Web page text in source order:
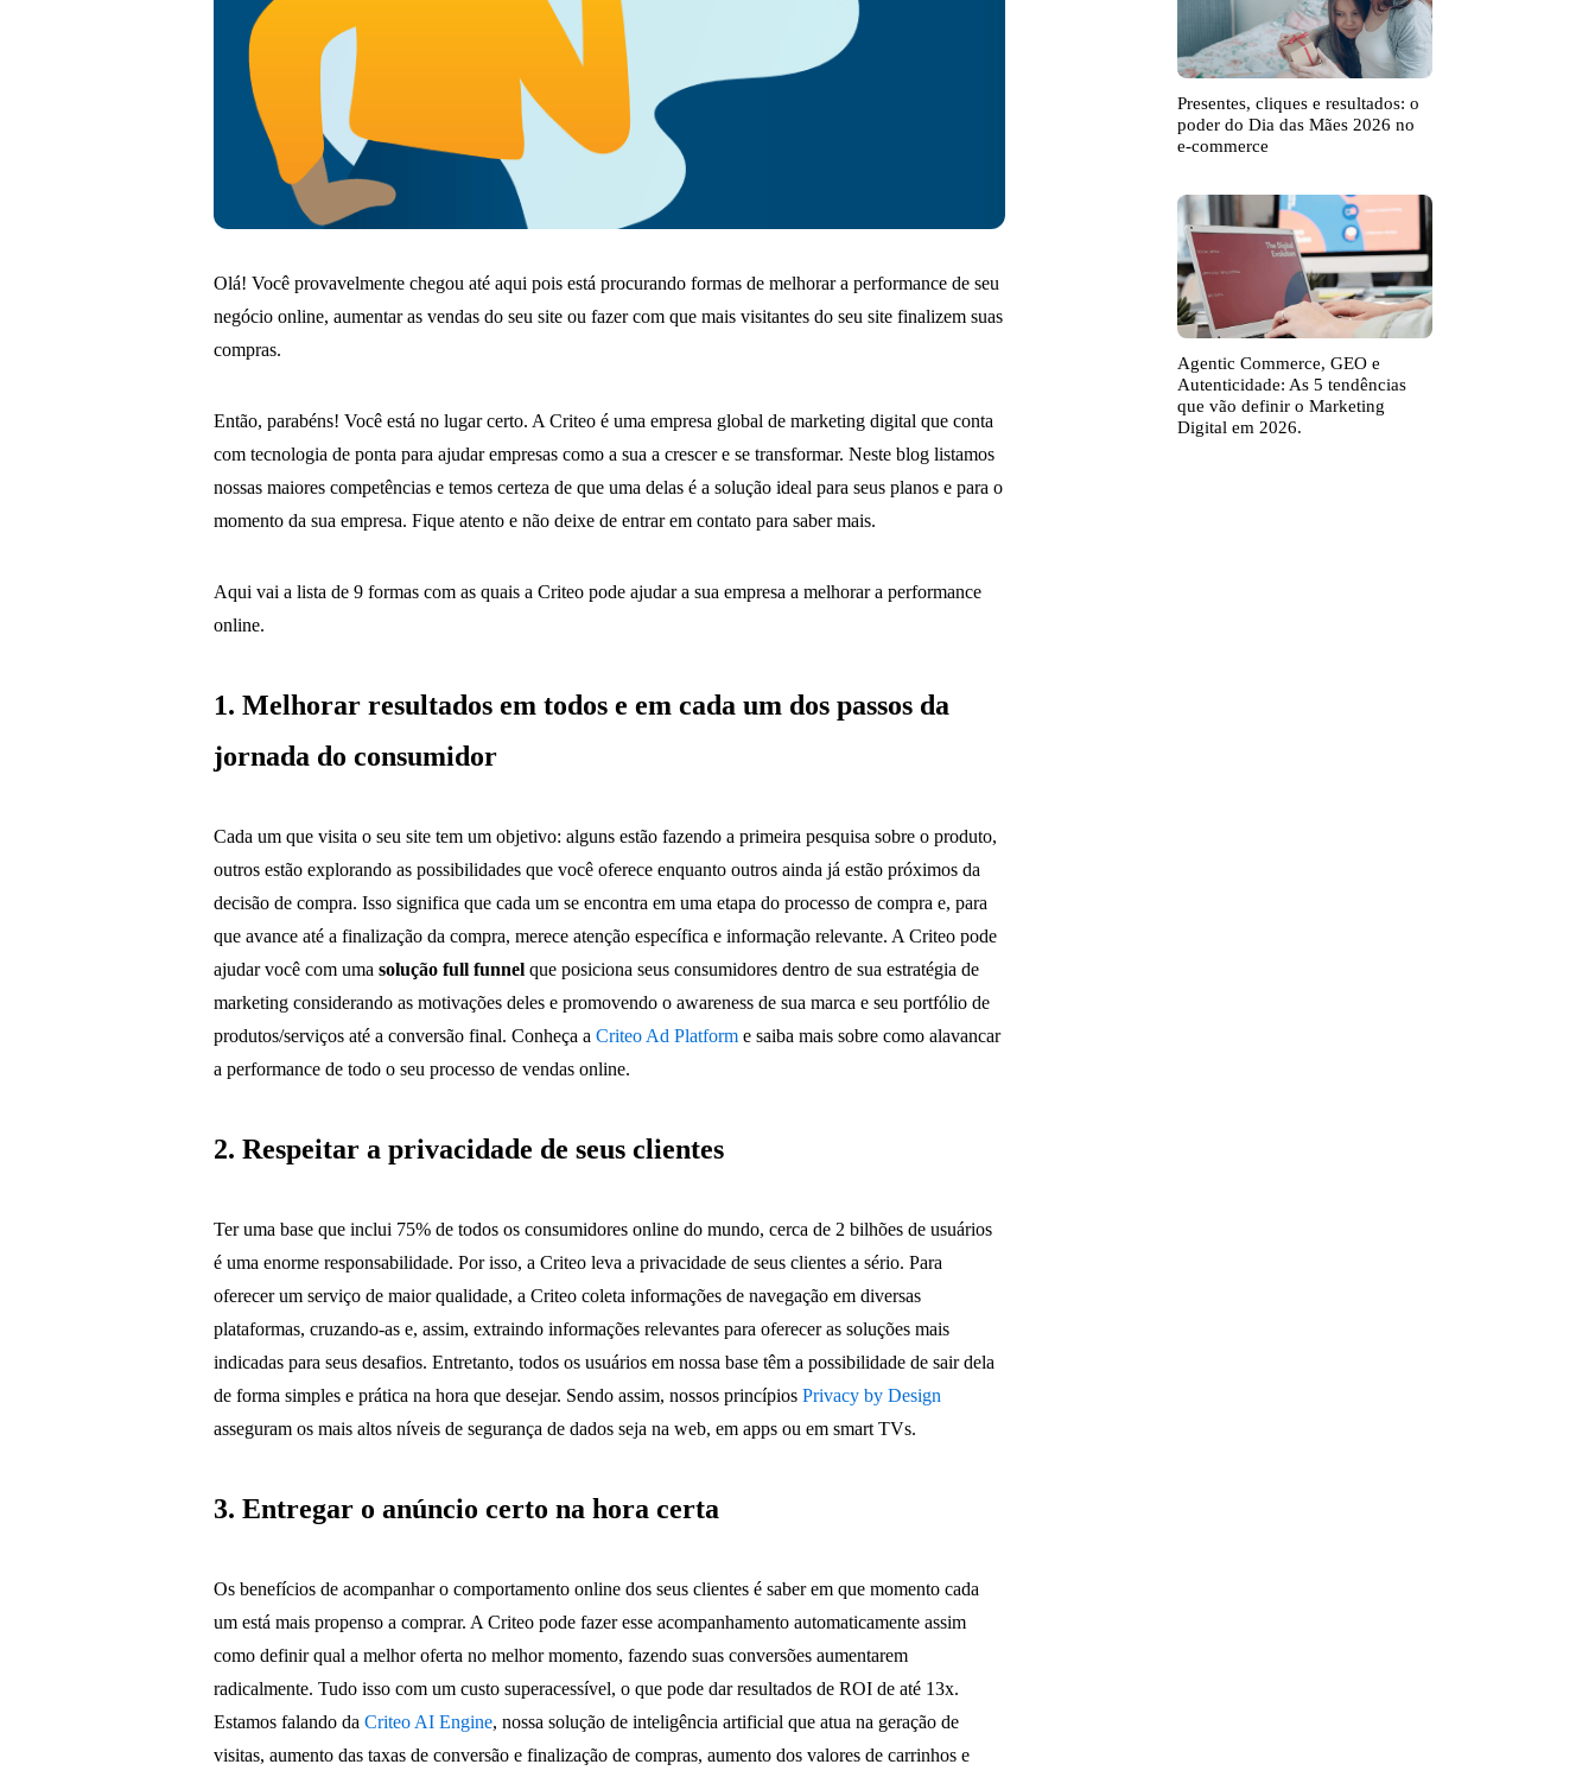
Olá! Você provavelmente chegou até aqui pois está procurando formas de melhorar a performance de seu
negócio online, aumentar as vendas do seu site ou fazer com que mais visitantes do seu site finalizem suas
compras.
Então, parabéns! Você está no lugar certo. A Criteo é uma empresa global de marketing digital que conta
com tecnologia de ponta para ajudar empresas como a sua a crescer e se transformar. Neste blog listamos
nossas maiores competências e temos certeza de que uma delas é a solução ideal para seus planos e para o
momento da sua empresa. Fique atento e não deixe de entrar em contato para saber mais.
Aqui vai a lista de 9 formas com as quais a Criteo pode ajudar a sua empresa a melhorar a performance
online.
1. Melhorar resultados em todos e em cada um dos passos da
jornada do consumidor
Cada um que visita o seu site tem um objetivo: alguns estão fazendo a primeira pesquisa sobre o produto,
outros estão explorando as possibilidades que você oferece enquanto outros ainda já estão próximos da
decisão de compra. Isso significa que cada um se encontra em uma etapa do processo de compra e, para
que avance até a finalização da compra, merece atenção específica e informação relevante. A Criteo pode
ajudar você com umasolução full funnel que posiciona seus consumidores dentro de sua estratégia de
marketing considerando as motivações deles e promovendo o awareness de sua marca e seu portfólio de
produtos/serviços até a conversão final. Conheça aCriteo Ad Platform e saiba mais sobre como alavancar
a performance de todo o seu processo de vendas online.
2. Respeitar a privacidade de seus clientes
Ter uma base que inclui 75% de todos os consumidores online do mundo, cerca de 2 bilhões de usuários
é uma enorme responsabilidade. Por isso, a Criteo leva a privacidade de seus clientes a sério. Para
oferecer um serviço de maior qualidade, a Criteo coleta informações de navegação em diversas
plataformas, cruzando-as e, assim, extraindo informações relevantes para oferecer as soluções mais
indicadas para seus desafios. Entretanto, todos os usuários em nossa base têm a possibilidade de sair dela
de forma simples e prática na hora que desejar. Sendo assim, nossos princípiosPrivacy by Design
asseguram os mais altos níveis de segurança de dados seja na web, em apps ou em smart TVs.
3. Entregar o anúncio certo na hora certa
Os benefícios de acompanhar o comportamento online dos seus clientes é saber em que momento cada
um está mais propenso a comprar. A Criteo pode fazer esse acompanhamento automaticamente assim
como definir qual a melhor oferta no melhor momento, fazendo suas conversões aumentarem
radicalmente. Tudo isso com um custo superacessível, o que pode dar resultados de ROI de até 13x.
Estamos falando daCriteo AI Engine, nossa solução de inteligência artificial que atua na geração de
visitas, aumento das taxas de conversão e finalização de compras, aumento dos valores de carrinhos e
Presentes, cliques e resultados: o
poder do Dia das Mães 2026 no
e-commerce
Agentic Commerce, GEO e
Autenticidade: As 5 tendências
que vão definir o Marketing
Digital em 2026.